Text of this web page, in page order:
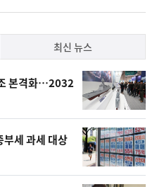
일
최신 뉴스
본격화…2032
세 과세 대상